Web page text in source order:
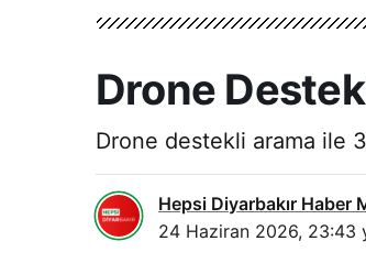
Drone
Drone destekli arama ile
Hepsi Diyarbakır Haber
24 Haziran 2026, 23:43